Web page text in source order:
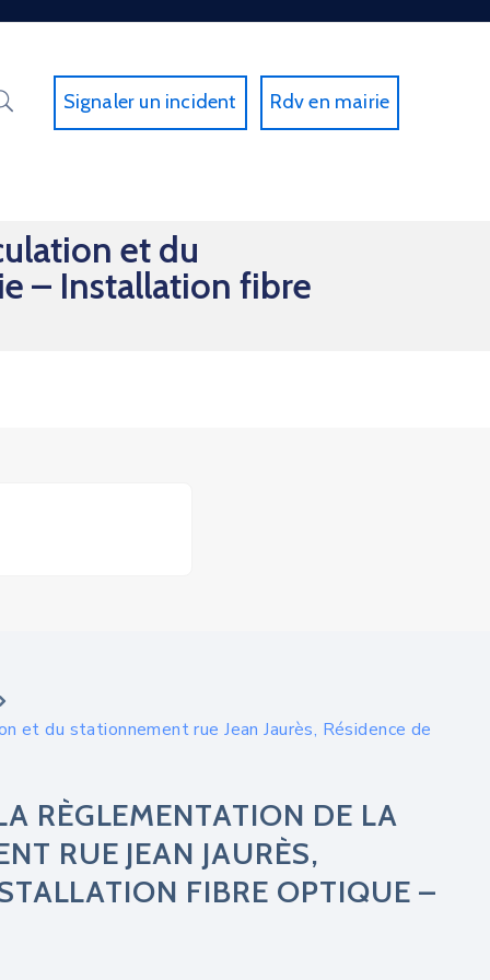
Signaler un incident Rdv en mairie
et du
– Installation fibre
du stationnement rue Jean Jaurès, Résidence de
RÈGLEMENTATION DE LA
RUE JEAN JAURÈS,
FIBRE OPTIQUE –